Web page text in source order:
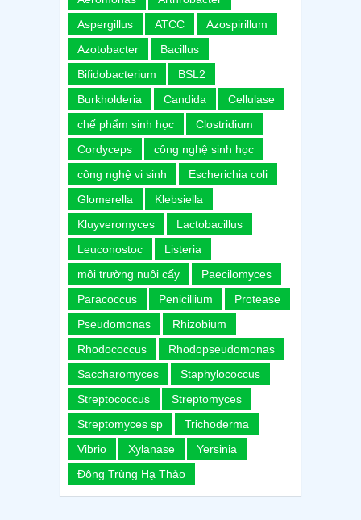
Aspergillus
ATCC
Azospirillum
Azotobacter
Bacillus
Bifidobacterium
BSL2
Burkholderia
Candida
Cellulase
chế phẩm sinh học
Clostridium
Cordyceps
công nghệ sinh học
công nghệ vi sinh
Escherichia coli
Glomerella
Klebsiella
Kluyveromyces
Lactobacillus
Leuconostoc
Listeria
môi trường nuôi cấy
Paecilomyces
Paracoccus
Penicillium
Protease
Pseudomonas
Rhizobium
Rhodococcus
Rhodopseudomonas
Saccharomyces
Staphylococcus
Streptococcus
Streptomyces
Streptomyces sp
Trichoderma
Vibrio
Xylanase
Yersinia
Đông Trùng Hạ Thảo